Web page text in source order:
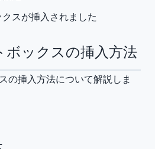
スが挿入されました
ボックスの挿入方法
の挿入方法について解説しま